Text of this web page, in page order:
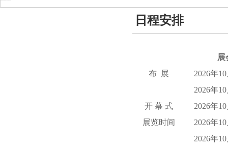
日程安排
展
布 展
2026年
2026年
开 幕 式
2026年
展览时间
2026年
2026年